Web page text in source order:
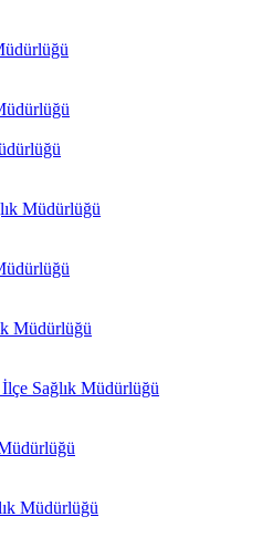
Müdürlüğü
Müdürlüğü
Sağlık Müdürlüğü
Müdürlüğü